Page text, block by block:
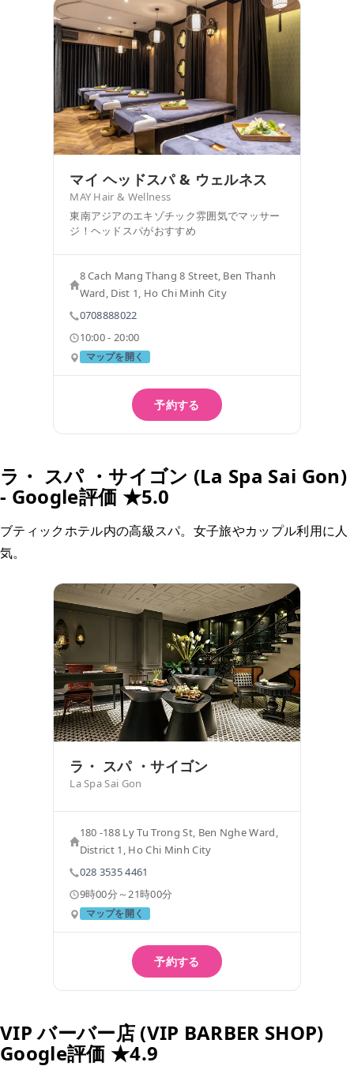
マイ ヘッドスパ & ウェルネス
MAY Hair & Wellness
東南アジアのエキゾチック雰囲気でマッサー
ジ！ヘッドスパがおすすめ
8 Cach Mang Thang 8 Street, Ben Thanh
Ward, Dist 1, Ho Chi Minh City
0708888022
10:00 - 20:00
マップを開く
予約する
ラ・ スパ ・サイゴン (La Spa Sai Gon)
- Google評価 ★5.0
ブティックホテル内の高級スパ。女子旅やカップル利用に人
気。
ラ・ スパ ・サイゴン
La Spa Sai Gon
180 -188 Ly Tu Trong St, Ben Nghe Ward,
District 1, Ho Chi Minh City
028 3535 4461
9時00分～21時00分
マップを開く
予約する
VIP バーバー店 (VIP BARBER SHOP)
Google評価 ★4.9